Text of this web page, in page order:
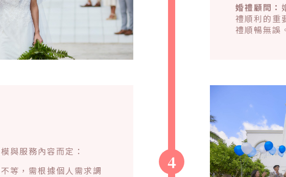
婚禮顧問：
禮順利的重
禮順暢無誤
4
與服務內容而定：
等，需根據個人需求調